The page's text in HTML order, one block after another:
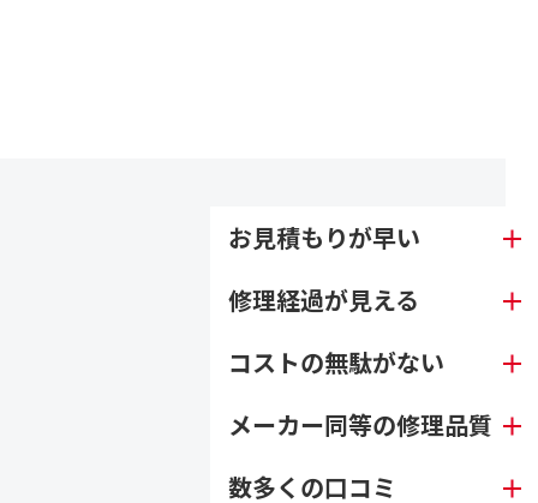
お見積もりが早い
修理経過が見える
コストの無駄がない
メーカー同等の修理品質
数多くの口コミ